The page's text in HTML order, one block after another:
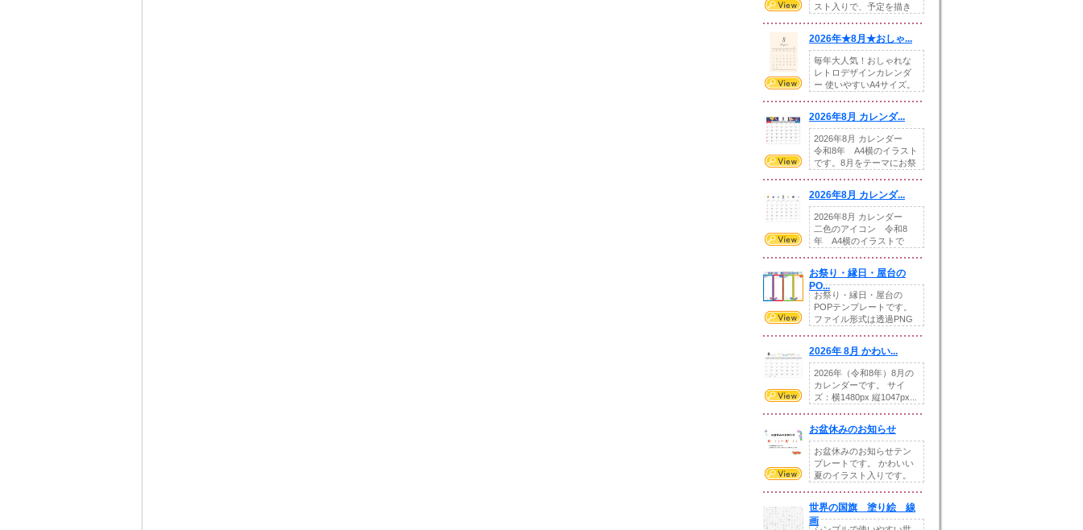
スト入りで、予定を描き
2026年★8月★おしゃ...
毎年大人気！おしゃれな
レトロデザインカレンダ
ー 使いやすいA4サイズ。
2026年8月 カレンダ...
2026年8月 カレンダー
令和8年 A4横のイラスト
です。8月をテーマにお祭
2026年8月 カレンダ...
2026年8月 カレンダー
二色のアイコン 令和8
年 A4横のイラストで
お祭り・縁日・屋台の
PO...
お祭り・縁日・屋台の
POPテンプレートです。
ファイル形式は透過PNG
2026年 8月 かわい...
2026年（令和8年）8月の
カレンダーです。 サイ
ズ：横1480px 縦1047px...
お盆休みのお知らせ
お盆休みのお知らせテン
プレートです。 かわいい
夏のイラスト入りです。
世界の国旗 塗り絵 線
画